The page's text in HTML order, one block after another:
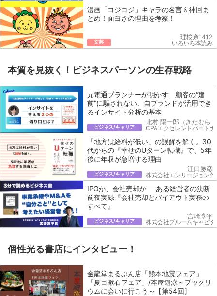
漫画「コジコジ」キャラの名言＆神回ま
とめ！面白さの理由を考察！
文芸
理桜奈1412
いろいろ本読み
本質を見抜く！ビジネスパーソンの生存戦略
元電通プランナーが明かす、顧客の“建
前”に騙されない、自ブランドが活用でき
るインサイト分析の基本
ビジネス/キャリア
北村 陽一郎（きたむら
CPAエクセレントパート
「地方は給料が低い」の誤解を解く。30
代からの『幸せのUターン転職』で、5年
後に年収が急増する理由
ビジネス/キャリア
江口勝彦
株式会社エンリージョン代
IPOか、会社売却か──ある経営者の決断
前夜実録『会社売却とバイアウト実務の
すべて』
ビジネス/キャリア
宮崎淳平
株式会社ブルームキャピ
個性光る書店にインタビュー！
金龍堂まるぶん店「熊本地震フェア」
「夏目漱石フェア」/本屋遊泳～ブックリ
ウムに会いに行こう～【第54回】